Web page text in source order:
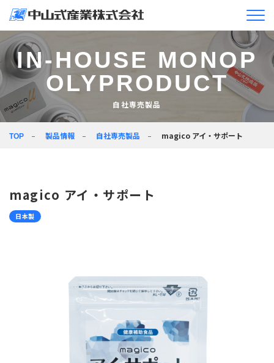
企業情報
ニュースリリース＆トピックス
製品情報
お問い合わせ ONLINE SHOP
IN-HOUSE MONOP
OLYPRODUCT
自社専売製品
TOP 製品情報 自社専売製品 magico アイ・サポート
magico アイ・サポート
日本製